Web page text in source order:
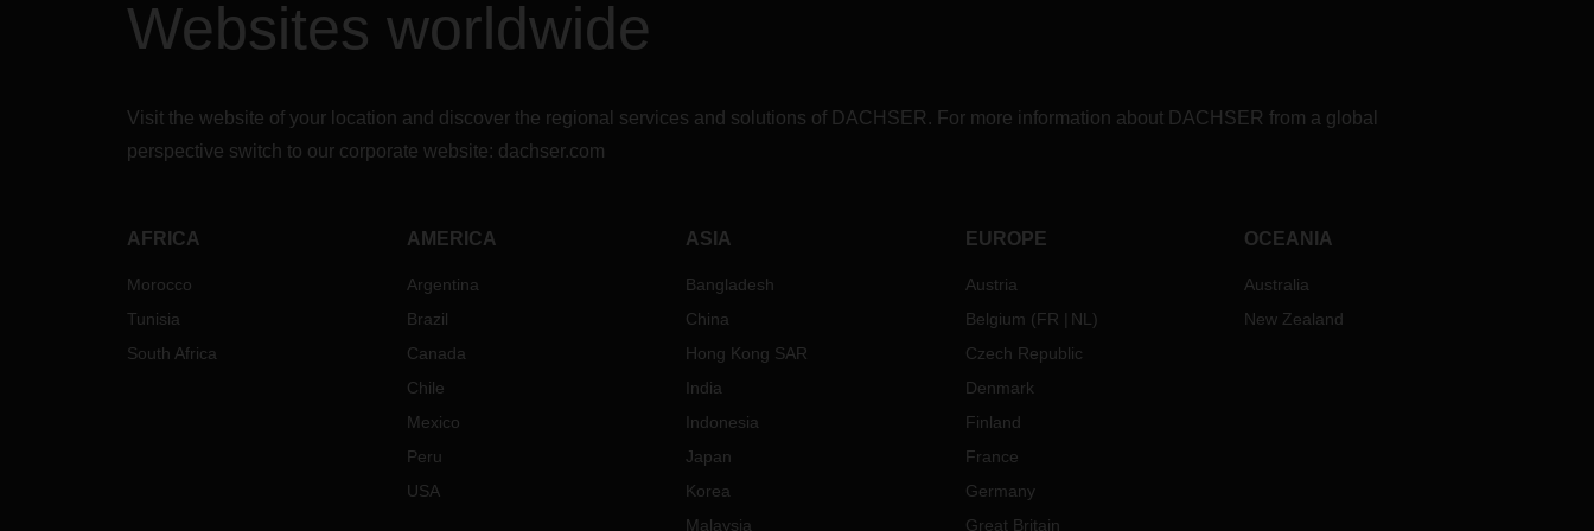
Websites worldwide
Visit the website of your location and discover the regional services and solutions of DACHSER. For more information about DACHSER from a global
perspective switch to our corporate website: dachser.com
AFRICA
Morocco
Tunisia
South Africa
AMERICA
Argentina
Brazil
Canada
Chile
Mexico
Peru
USA
ASIA
Bangladesh
China
Hong Kong SAR
India
Indonesia
Japan
Korea
Malaysia
EUROPE
Austria
Belgium (FR NL )
Czech Republic
Denmark
Finland
France
Germany
Great Britain
OCEANIA
Australia
New Zealand